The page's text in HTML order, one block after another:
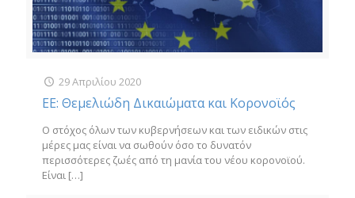
29 Απριλίου 2020
ΕΕ: Θεμελιώδη Δικαιώματα και Κορονοϊός
Ο στόχος όλων των κυβερνήσεων και των ειδικών στις
μέρες μας είναι να σωθούν όσο το δυνατόν
περισσότερες ζωές από τη μανία του νέου κορονοϊού.
Είναι […]